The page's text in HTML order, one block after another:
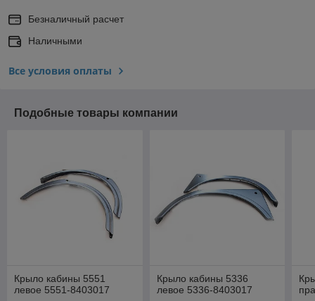
Безналичный расчет
Наличными
Все условия оплаты
Подобные товары компании
Крыло кабины 5551
левое 5551-8403017
Крыло кабины 5336
левое 5336-8403017